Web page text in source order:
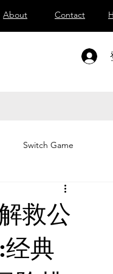
About Contact
Switch Game
救公
典